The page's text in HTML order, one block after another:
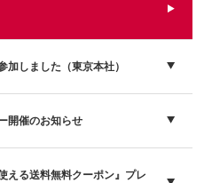
加しました（東京本社）
開催のお知らせ
える送料無料クーポン』プレ